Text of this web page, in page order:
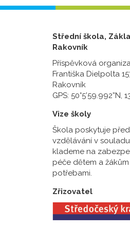
Střední škola,
Rakovník
Příspěvková
Františka Dielpolta
Rakovník
GPS: 50°5’59.992”N,
Vize školy
Škola poskytuje
vzdělávání v
klademe na
péče dětem a
potřebami.
Zřizovatel